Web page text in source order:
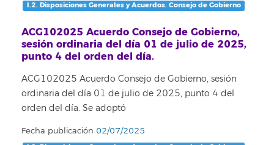
I.2. Disposiciones Generales y Acuerdos. Consejo de Gobierno
ACG102025 Acuerdo Consejo de Gobierno,
sesión ordinaria del día 01 de julio de 2025,
punto 4 del orden del día.
ACG102025 Acuerdo Consejo de Gobierno, sesión
ordinaria del día 01 de julio de 2025, punto 4 del
orden del día. Se adoptó
Fecha publicación 02/07/2025